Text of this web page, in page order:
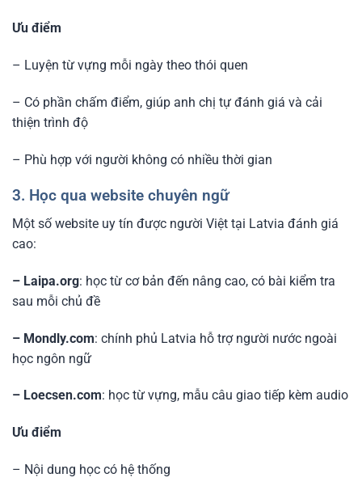
Ưu điểm
– Luyện từ vựng mỗi ngày theo thói quen
– Có phần chấm điểm, giúp anh chị tự đánh giá và cải
thiện trình độ
– Phù hợp với người không có nhiều thời gian
3. Học qua website chuyên ngữ
Một số website uy tín được người Việt tại Latvia đánh giá
cao:
– Laipa.org: học từ cơ bản đến nâng cao, có bài kiểm tra
sau mỗi chủ đề
– Mondly.com: chính phủ Latvia hỗ trợ người nước ngoài
học ngôn ngữ
– Loecsen.com: học từ vựng, mẫu câu giao tiếp kèm audio
Ưu điểm
– Nội dung học có hệ thống